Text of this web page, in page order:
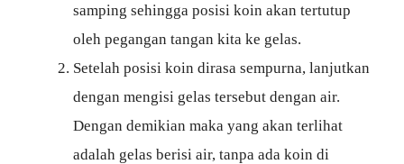
samping sehingga posisi koin akan tertutup
oleh pegangan tangan kita ke gelas.
Setelah posisi koin dirasa sempurna, lanjutkan
dengan mengisi gelas tersebut dengan air.
Dengan demikian maka yang akan terlihat
adalah gelas berisi air, tanpa ada koin di